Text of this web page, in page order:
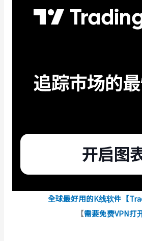
全球最好用的K线软件【
【需要免费VPN打